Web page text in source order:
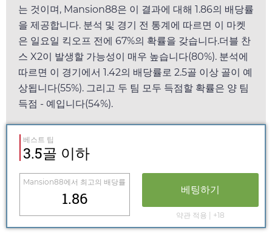
는 것이며, Mansion88은 이 결과에 대해 1.86의 배당률
을 제공합니다. 분석 및 경기 전 통계에 따르면 이 마켓
은 일요일 킥오프 전에 67%의 확률을 갖습니다.더블 찬
스 X2이 발생할 가능성이 매우 높습니다(80%). 분석에
따르면 이 경기에서 1.42의 배당률로 2.5골 이상 골이 예
상됩니다(55%). 그리고 두 팀 모두 득점할 확률은 양 팀
득점 - 예입니다(54%).
베스트 팁
3.5골 이하
Mansion88에서 최고의 배당률
1.86 베팅하기
약관 적용 | +18